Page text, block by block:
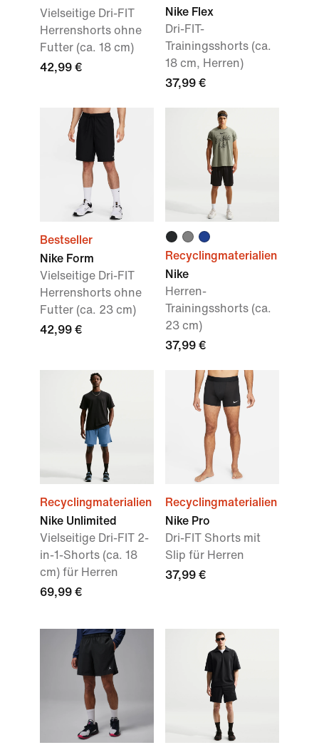
Vielseitige Dri-FIT
Herrenshorts ohne
Futter (ca. 18 cm)
42,99 €
Nike Flex
Dri-FIT-
Trainingsshorts (ca.
18 cm, Herren)
37,99 €
Bestseller
Nike Form
Vielseitige Dri-FIT
Herrenshorts ohne
Futter (ca. 23 cm)
42,99 €
Recyclingmaterialien
Nike
Herren-
Trainingsshorts (ca.
23 cm)
37,99 €
Recyclingmaterialien
Nike Unlimited
Vielseitige Dri-FIT 2-
in-1-Shorts (ca. 18
cm) für Herren
69,99 €
Recyclingmaterialien
Nike Pro
Dri-FIT Shorts mit
Slip für Herren
37,99 €